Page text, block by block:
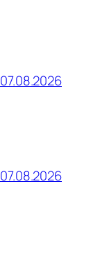
07.08.2026
07.08.2026